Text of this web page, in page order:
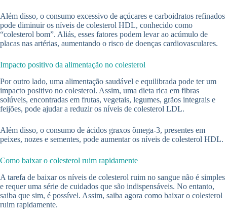
Além disso, o consumo excessivo de açúcares e carboidratos refinados
pode diminuir os níveis de colesterol HDL, conhecido como
“colesterol bom”. Aliás, esses fatores podem levar ao acúmulo de
placas nas artérias, aumentando o risco de doenças cardiovasculares.
Impacto positivo da alimentação no colesterol
Por outro lado, uma alimentação saudável e equilibrada pode ter um
impacto positivo no colesterol. Assim, uma dieta rica em fibras
solúveis, encontradas em frutas, vegetais, legumes, grãos integrais e
feijões, pode ajudar a reduzir os níveis de colesterol LDL.
Além disso, o consumo de ácidos graxos ômega-3, presentes em
peixes, nozes e sementes, pode aumentar os níveis de colesterol HDL.
Como baixar o colesterol ruim rapidamente
A tarefa de baixar os níveis de colesterol ruim no sangue não é simples
e requer uma série de cuidados que são indispensáveis. No entanto,
saiba que sim, é possível. Assim, saiba agora como baixar o colesterol
ruim rapidamente.